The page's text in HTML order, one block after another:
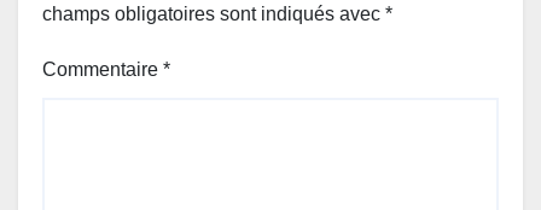
champs obligatoires sont indiqués avec *
Commentaire *